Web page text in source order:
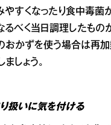
やすくなったり食中毒菌
るべく当日調理したもの
おかずを使う場合は再
しょう。
扱いに気を付ける